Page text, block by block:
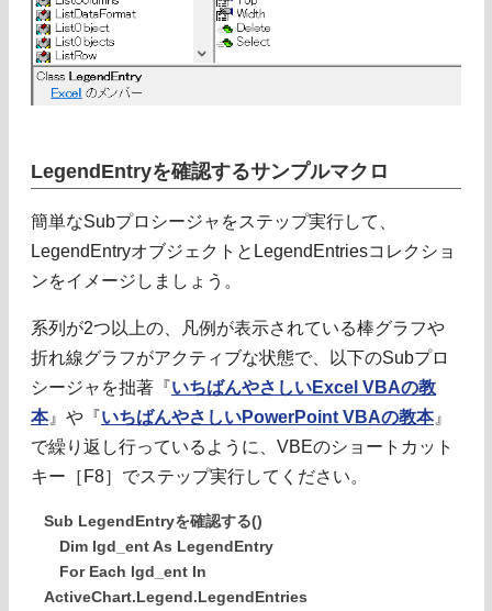
LegendEntryを確認するサンプルマクロ
簡単なSubプロシージャをステップ実行して、
LegendEntryオブジェクトとLegendEntriesコレクショ
ンをイメージしましょう。
系列が2つ以上の、凡例が表示されている棒グラフや
折れ線グラフがアクティブな状態で、以下のSubプロ
シージャを拙著『いちばんやさしいExcel VBAの教
本』や『いちばんやさしいPowerPoint VBAの教本』
で繰り返し行っているように、VBEのショートカット
キー［F8］でステップ実行してください。
Sub LegendEntryを確認する()
Dim lgd_ent As LegendEntry
For Each lgd_ent In
ActiveChart.Legend.LegendEntries